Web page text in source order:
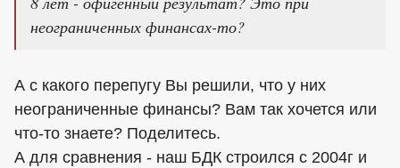
неограниченных финансах-то?
А с какого перепугу Вы решили, что у них
неограниченные финансы? Вам так хочется или
что-то знаете? Поделитесь.
А для сравнения - наш БДК строился с 2004г и